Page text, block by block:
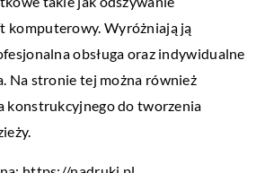
komputerowy. Wyróżniają ją
obsługa oraz indywidualne
Na stronie tej można również
konstrukcyjnego do tworzenia